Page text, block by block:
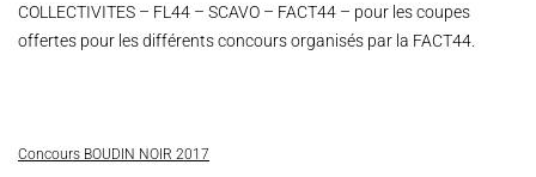
COLLECTIVITES – FL44 – SCAVO – FACT44 – pour les coupes
offertes pour les différents concours organisés par la FACT44.
Concours BOUDIN NOIR 2017